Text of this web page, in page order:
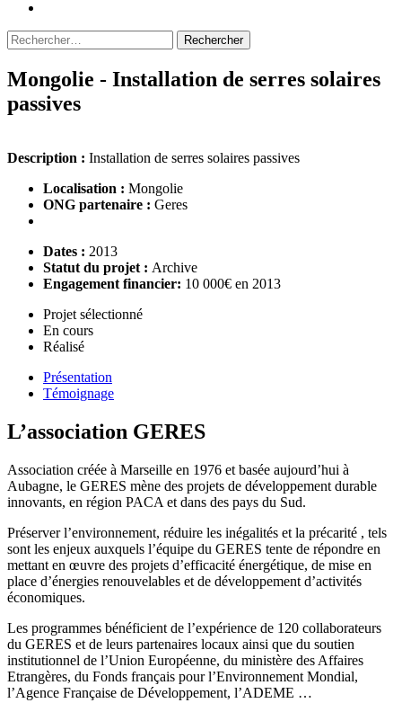
Rechercher :
Mongolie - Installation de serres solaires
passives
Description : Installation de serres solaires passives
Localisation : Mongolie
ONG partenaire : Geres
Dates : 2013
Statut du projet : Archive
Engagement financier: 10 000€ en 2013
Projet sélectionné
En cours
Réalisé
Présentation
Témoignage
L’association GERES
Association créée à Marseille en 1976 et basée aujourd’hui à
Aubagne, le GERES mène des projets de développement durable
innovants, en région PACA et dans des pays du Sud.
Préserver l’environnement, réduire les inégalités et la précarité , tels
sont les enjeux auxquels l’équipe du GERES tente de répondre en
mettant en œuvre des projets d’efficacité énergétique, de mise en
place d’énergies renouvelables et de développement d’activités
économiques.
Les programmes bénéficient de l’expérience de 120 collaborateurs
du GERES et de leurs partenaires locaux ainsi que du soutien
institutionnel de l’Union Européenne, du ministère des Affaires
Etrangères, du Fonds français pour l’Environnement Mondial,
l’Agence Française de Développement, l’ADEME …